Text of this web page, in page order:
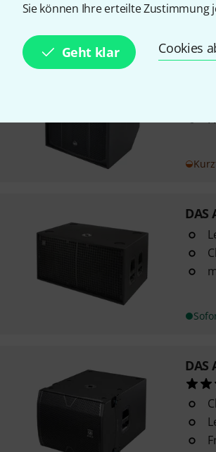
Sie können Ihre erteilte Zustimmung
Geht klar Cookies
DAS
DAS
DAS